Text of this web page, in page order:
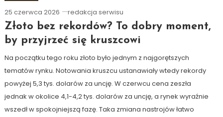
25 czerwca 2026 redakcja serwisu
Złoto bez rekordów? To dobry moment,
by przyjrzeć się kruszcowi
Na początku tego roku złoto było jednym z najgorętszych
tematów rynku. Notowania kruszcu ustanawiały wtedy rekordy
powyżej 5,3 tys. dolarów za uncję. W czerwcu cena zeszła
jednak w okolice 4,1-4,2 tys. dolarów za uncję, a rynek wyraźnie
wszedł w spokojniejszą fazę. Taka zmiana nastrojów łatwo